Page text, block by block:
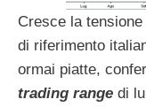
Cresce la
di riferimento
ormai piatte,
trading range di